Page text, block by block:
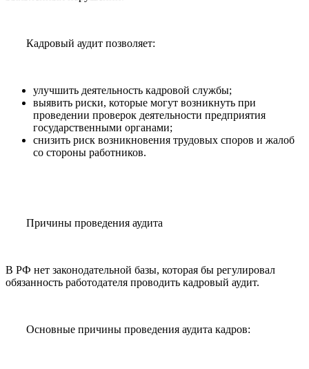
Кадровый аудит позволяет:
улучшить деятельность кадровой службы;
выявить риски, которые могут возникнуть при
проведении проверок деятельности предприятия
государственными органами;
снизить риск возникновения трудовых споров и жалоб
со стороны работников.
Причины проведения аудита
В РФ нет законодательной базы, которая бы регулировал
обязанность работодателя проводить кадровый аудит.
Основные причины проведения аудита кадров: